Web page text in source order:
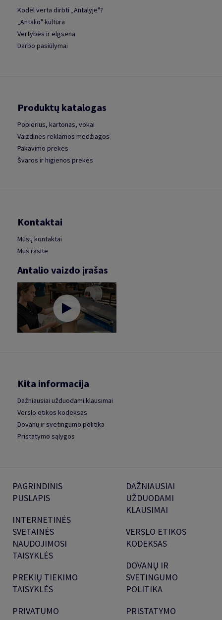
Kodėl verta dirbti „Antalyje"?
„Antalio" kultūra
Vertybės ir elgsena
Darbo pasiūlymai
Produktų katalogas
Popierius, kartonas, vokai
Vaizdinės reklamos medžiagos
Pakavimo prekės
Švaros ir higienos prekės
Kontaktai
Mūsų kontaktai
Mus rasite
Antalio vaizdo įrašas
Kita informacija
Dažniausiai užduodami klausimai
Verslo etikos kodeksas
Dovanų ir svetingumo politika
Pristatymo sąlygos
PAGRINDINIS
PUSLAPIS
INTERNETINĖS
SVETAINĖS
NAUDOJIMOSI
TAISYKLĖS
PREKIŲ TIEKIMO
TAISYKLĖS
PRIVATUMO
DAŽNIAUSIAI
UŽDUODAMI
KLAUSIMAI
VERSLO ETIKOS
KODEKSAS
DOVANŲ IR
SVETINGUMO
POLITIKA
PRISTATYMO